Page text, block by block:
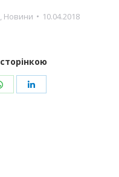
, Новини 10.04.2018
Share